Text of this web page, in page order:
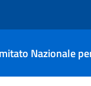
Nazionale